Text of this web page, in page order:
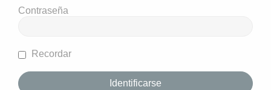
Contraseña
Recordar